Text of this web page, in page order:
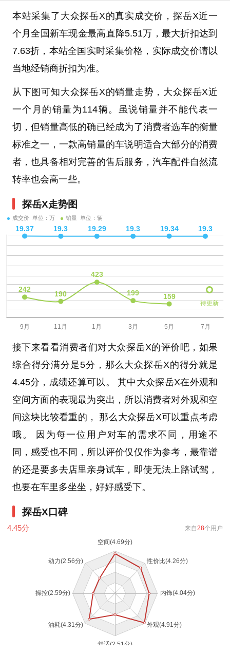
本站采集了大众探岳X的真实成交价，探岳X近一
个月全国新车现金最高直降5.51万，最大折扣达到
7.63折，本站全国实时采集价格，实际成交价请以
当地经销商折扣为准。
从下图可知大众探岳X的销量走势，大众探岳X近
一个月的销量为114辆。虽说销量并不能代表一
切，但销量高低的确已经成为了消费者选车的衡量
标准之一，一款高销量的车说明适合大部分的消费
者，也具备相对完善的售后服务，汽车配件自然流
转率也会高一些。
探岳X走势图
成交价 单位：万 销量 单位：辆
待更新
接下来看看消费者们对大众探岳X的评价吧，如果
综合得分满分是5分，那么大众探岳X的得分就是
4.45分，成绩还算可以。 其中大众探岳X在外观和
空间方面的表现最为突出，所以消费者对外观和空
间这块比较看重的， 那么大众探岳X可以重点考虑
哦。 因为每一位用户对车的需求不同，用途不
同，感受也不同，所以评价仅仅作为参考，最靠谱
的还是要多去店里亲身试车，即使无法上路试驾，
也要在车里多坐坐，好好感受下。
探岳X口碑
4.45分 来自28个用户